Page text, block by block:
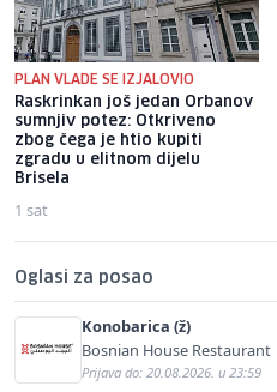
PLAN VLADE SE IZJALOVIO
Raskrinkan još jedan Orbanov
sumnjiv potez: Otkriveno
zbog čega je htio kupiti
zgradu u elitnom dijelu
Brisela
1 sat
Oglasi za posao
Konobarica (ž)
Bosnian House Restaurant
Prijava do: 20.08.2026. u 23:59